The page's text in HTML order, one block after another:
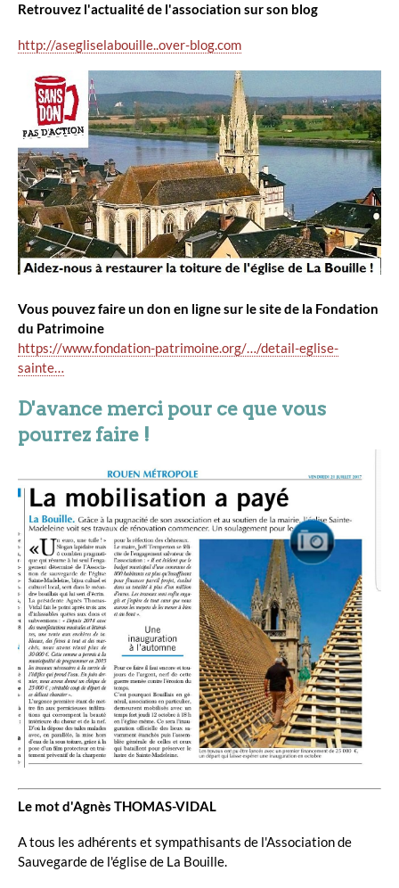
Retrouvez l'actualité de l'association sur son blog
http://asegliselabouille..over-blog.com
Vous pouvez faire un don en ligne sur le site de la Fondation
du Patrimoine
https://www.fondation-patrimoine.org/…/detail-eglise-
sainte…
D'avance merci pour ce que vous
pourrez faire !
Le mot d'Agnès THOMAS-VIDAL
A tous les adhérents et sympathisants de l'Association de
Sauvegarde de l'église de La Bouille.